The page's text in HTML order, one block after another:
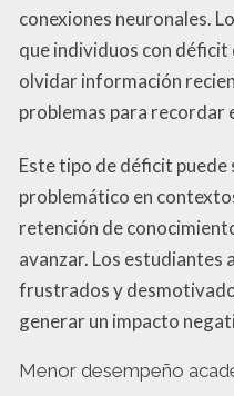
conexiones neuronales.
que individuos con
olvidar información
problemas para recordar
Este tipo de déficit puede
problemático en
retención de
avanzar. Los estudiantes
frustrados y
generar un impacto
Menor desempeño